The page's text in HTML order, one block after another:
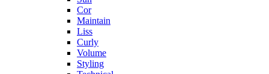
Cor
Maintain
Liss
Curly
Volume
Styling